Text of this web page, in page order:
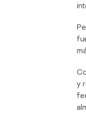
y